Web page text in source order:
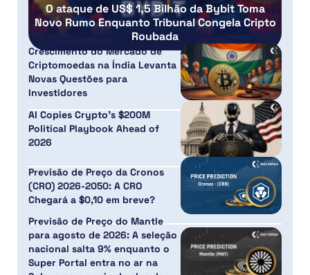
O ataque de US$ 1,5 Bilhão da Bybit Toma
Novo Rumo Enquanto Tribunal Congela Cripto
Roubada
Crescimento do Mercado de
Criptomoedas na Índia Levanta
Novas Questões para
Investidores
AI Copies Crypto’s $200M
Political Playbook Ahead of
2026
Previsão de Preço da Cronos
(CRO) 2026-2050: A CRO
Chegará a $0,10 em breve?
Previsão de Preço do Mantle
para agosto de 2026: A seleção
nacional salta 9% enquanto o
Super Portal entra no ar na